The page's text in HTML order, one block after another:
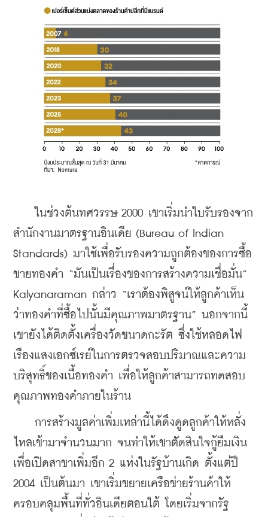
ในช่วงต้นทศวรรษ 2000 เขาเริ่มนำใบรับรองจาก
สำนักงานมาตรฐานอินเดีย (Bureau of Indian
Standards) มาใช้เพื่อรับรองความถูกต้องของการซื้อ
ขายทองคำ “มันเป็นเรื่องของการสร้างความเชื่อมั่น”
Kalyanaraman กล่าว “เราต้องพิสูจน์ให้ลูกค้าเห็น
ว่าทองคำที่ซื้อไปนั้นมีคุณภาพมาตรฐาน” นอกจากนี้
เขายังได้ติดตั้งเครื่องวัดขนาดกะรัต ซึ่งใช้หลอดไฟ
เรืองแสงเอกซ์เรย์ในการตรวจสอบปริมาณและความ
บริสุทธิ์ของเนื้อทองคำ เพื่อให้ลูกค้าสามารถทดสอบ
คุณภาพทองคำภายในร้าน
การสร้างมูลค่าเพิ่มเหล่านี้ได้ดึงดูดลูกค้าให้หลั่ง
ไหลเข้ามาจำนวนมาก จนทำให้เขาตัดสินใจกู้ยืมเงิน
เพื่อเปิดสาขาเพิ่มอีก 2 แห่งในรัฐบ้านเกิด ตั้งแต่ปี
2004 เป็นต้นมา เขาเริ่มขยายเครือข่ายร้านค้าให้
ครอบคลุมพื้นที่ทั่วอินเดียตอนใต้ โดยเริ่มจากรัฐ